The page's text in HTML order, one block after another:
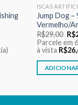
ISCAS
Jump Dog –
Vermelho/
R$29,00 O
R$
Parcele em
à vista R$